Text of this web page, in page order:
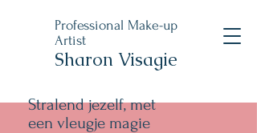
Professional Make-up
Artist
Sharon Visagie
Stralend jezelf, met
een vleugje magie